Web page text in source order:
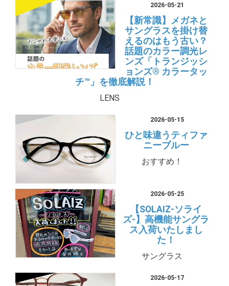
2026-05-21
【新常識】メガネと
サングラスを掛け替
えるのはもう古い？
話題のカラー調光レ
ンズ「トランジッシ
ョンズ® カラータッ
チ™」を徹底解説！
LENS
2026-05-15
ひと味違うティファ
ニーブルー
おすすめ！
2026-05-25
【SOLAIZ-ソライ
ズ-】高機能サングラ
ス入荷いたしまし
た！
サングラス
2026-05-17